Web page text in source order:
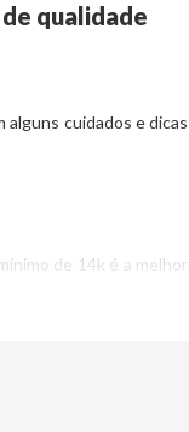
qualidade
cuidados e dicas
de 14k é a melhor
o rostinho do bebê